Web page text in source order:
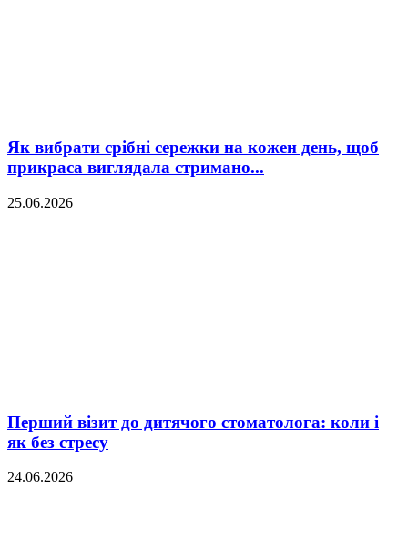
Як вибрати срібні сережки на кожен день, щоб
прикраса виглядала стримано...
25.06.2026
Перший візит до дитячого стоматолога: коли і
як без стресу
24.06.2026